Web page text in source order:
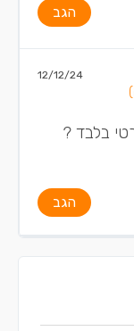
הגב
12/12/24
בלבד ?
הגב